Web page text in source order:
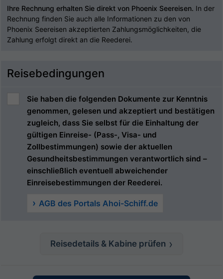
Ihre Rechnung erhalten Sie direkt von Phoenix Seereisen. In der
Rechnung finden Sie auch alle Informationen zu den von
Phoenix Seereisen akzeptierten Zahlungsmöglichkeiten, die
Zahlung erfolgt direkt an die Reederei.
Reisebedingungen
Sie haben die folgenden Dokumente zur Kenntnis
genommen, gelesen und akzeptiert und bestätigen
zugleich, dass Sie selbst für die Einhaltung der
gültigen Einreise- (Pass-, Visa- und
Zollbestimmungen) sowie der aktuellen
Gesundheitsbestimmungen verantwortlich sind –
einschließlich eventuell abweichender
Einreisebestimmungen der Reederei.
AGB des Portals Ahoi-Schiff.de
Reisedetails & Kabine prüfen